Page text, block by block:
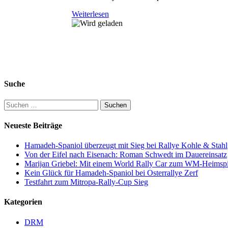
Weiterlesen
Suche
Suchen
nach:
Neueste Beiträge
Hamadeh-Spaniol überzeugt mit Sieg bei Rallye Kohle & Stahl
Von der Eifel nach Eisenach: Roman Schwedt im Dauereinsatz
Marijan Griebel: Mit einem World Rally Car zum WM-
Kein Glück für Hamadeh-Spaniol bei Osterrallye Zerf
Testfahrt zum Mitropa-Rally-Cup Sieg
Kategorien
DRM